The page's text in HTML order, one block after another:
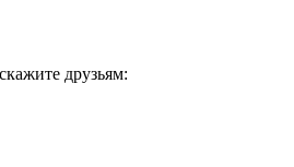
друзьям: